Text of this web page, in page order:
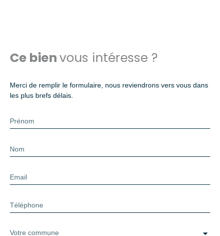
Ce bienvous intéresse ?
Merci de remplir le formulaire, nous reviendrons vers vous dans
les plus brefs délais.
Prénom
Nom
Email
Téléphone
Votre commune